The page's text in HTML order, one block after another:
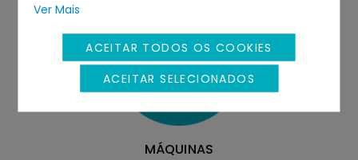
Ver Mais
ACEITAR TODOS OS COOKIES
ACEITAR SELECIONADOS
MÁQUINAS